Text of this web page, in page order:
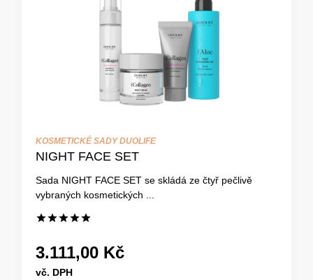
KOSMETICKÉ SADY DUOLIFE
NIGHT FACE SET
Sada NIGHT FACE SET se skládá ze čtyř pečlivě
vybraných kosmetických ...
3.111,00 Kč
vč. DPH